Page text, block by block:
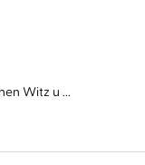
Witz u ...